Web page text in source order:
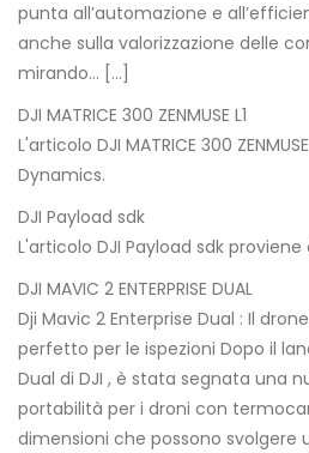
punta all’automazione e
anche sulla valorizzazione delle
mirando… […]
DJI MATRICE 300 ZENMUSE L1
L'articolo DJI MATRICE 300
Dynamics.
DJI Payload sdk
L'articolo DJI Payload sdk
DJI MAVIC 2 ENTERPRISE DUAL
Dji Mavic 2 Enterprise Dual : Il
perfetto per le ispezioni Dopo il
Dual di DJI , è stata segnata una
portabilità per i droni con
dimensioni che possono svolgere